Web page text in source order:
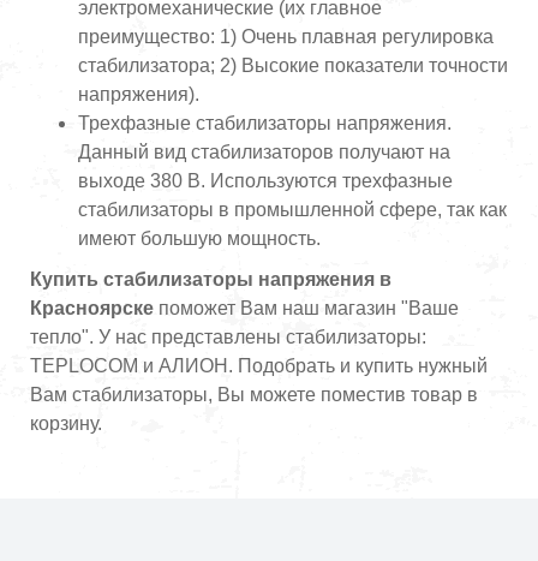
электромеханические (их главное
преимущество: 1) Очень плавная регулировка
стабилизатора; 2) Высокие показатели точности
напряжения).
Трехфазные стабилизаторы напряжения.
Данный вид стабилизаторов получают на
выходе 380 В. Используются трехфазные
стабилизаторы в промышленной сфере, так как
имеют большую мощность.
Купить стабилизаторы напряжения в
Красноярске поможет Вам наш магазин "Ваше
тепло". У нас представлены стабилизаторы:
TEPLOCOM и АЛИОН. Подобрать и купить нужный
Вам стабилизаторы, Вы можете поместив товар в
корзину.